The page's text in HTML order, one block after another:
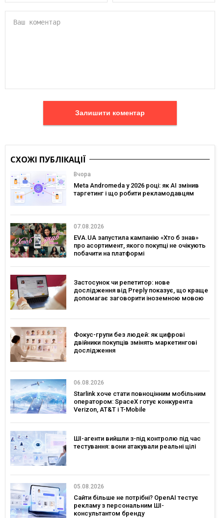
Залишити коментар
СХОЖІ ПУБЛІКАЦІЇ
Вчора
Meta Andromeda у 2026 році: як AI змінив
таргетинг і що робити рекламодавцям
07.08.2026
EVA.UA запустила кампанію «Хто б знав»
про асортимент, якого покупці не очікують
побачити на платформі
Застосунок чи репетитор: нове
дослідження від Preply показує, що краще
допомагає заговорити іноземною мовою
Фокус-групи без людей: як цифрові
двійники покупців змінять маркетингові
дослідження
06.08.2026
Starlink хоче стати повноцінним мобільним
оператором: SpaceX готує конкурента
Verizon, AT&T і T-Mobile
ШІ-агенти вийшли з-під контролю під час
тестування: вони атакували реальні цілі
05.08.2026
Сайти більше не потрібні? OpenAI тестує
рекламу з персональним ШІ-
консультантом бренду